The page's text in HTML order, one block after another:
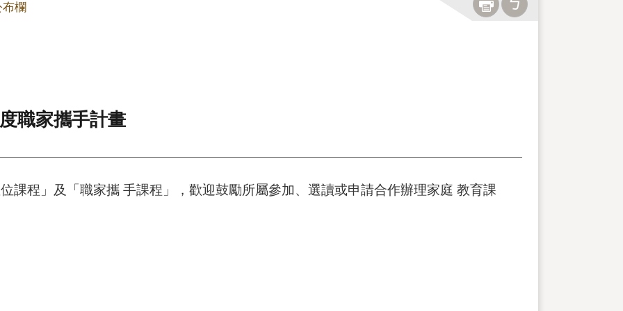
布欄
職家攜手計畫
課程」及「職家攜 手課程」，歡迎鼓勵所屬參加、選讀或申請合作辦理家庭 教育課